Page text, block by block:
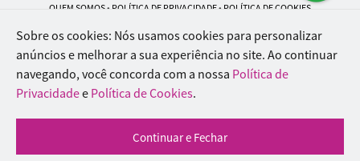
QUEM SOMOS• POLÍTICA DE PRIVACIDADE• POLÍTICA DE COOKIES
Rio de Flores | CNPJ: 18.184.423/0001-74
Rua Lopes Trovão, 42 - Rio de Janeiro - RJ - 20.920-340
WhatsApp: (21) 96451-9290| Telefone: (21) 9 6715-9790
© 2024-2026 - Todos os direitos reservados - Desenvolvido por
Inteligentes
Sobre os cookies: Nós usamos cookies para personalizar
anúncios e melhorar a sua experiência no site. Ao continuar
navegando, você concorda com a nossa Política de
Privacidadee Política de Cookies.
Continuar e Fechar